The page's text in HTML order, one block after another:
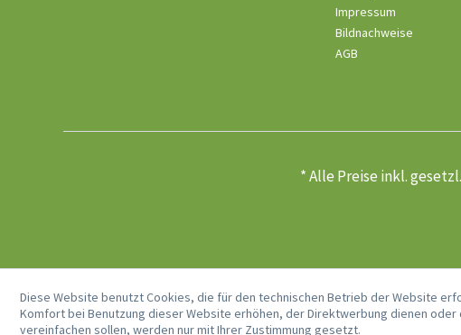
Impressum
Bildnachweise
AGB
* Alle Preise inkl.
Diese Website benutzt Cookies, die für den technischen Betrieb der Website
Komfort bei Benutzung dieser Website erhöhen, der Direktwerbung dienen
vereinfachen sollen, werden nur mit Ihrer Zustimmung gesetzt.